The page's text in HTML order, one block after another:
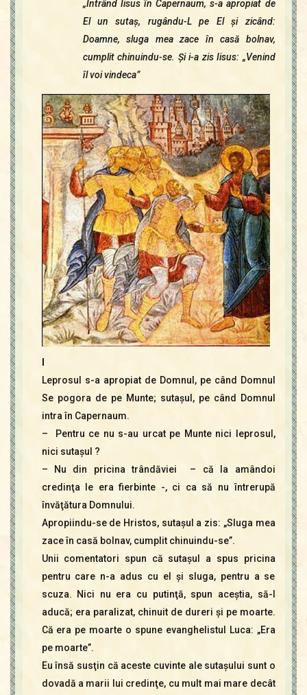
Icoane
Mărgăritare
Calendar
Repere
Contact
„Intrând Iisus în Capernaum, s-a apropiat de
El un sutaş, rugându-L pe El şi zicând:
Doamne, sluga mea zace în casă bolnav,
cumplit chinuindu-se. Şi i-a zis Iisus: „Venind
îl voi vindeca”
Leprosul s-a apropiat de Domnul, pe când Domnul
Se pogora de pe Munte; sutaşul, pe când Domnul
intra în Capernaum.
– Pentru ce nu s-au urcat pe Munte nici leprosul,
nici sutaşul ?
– Nu din pricina trândăviei – că la amândoi
credinţa le era fierbinte -, ci ca să nu întrerupă
învăţătura Domnului.
Apropiindu-se de Hristos, sutaşul a zis: „Sluga mea
zace în casă bolnav, cumplit chinuindu-se”.
Unii comentatori spun că sutaşul a spus pricina
pentru care n-a adus cu el şi sluga, pentru a se
scuza. Nici nu era cu putinţă, spun aceştia, să-l
aducă; era paralizat, chinuit de dureri şi pe moarte.
Că era pe moarte o spune evanghelistul Luca: „Era
pe moarte”.
Eu însă susţin că aceste cuvinte ale sutaşului sunt o
dovadă a marii lui credinţe, cu mult mai mare decât